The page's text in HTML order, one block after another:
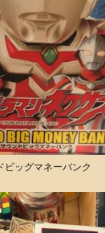
ビッグマネーバンク